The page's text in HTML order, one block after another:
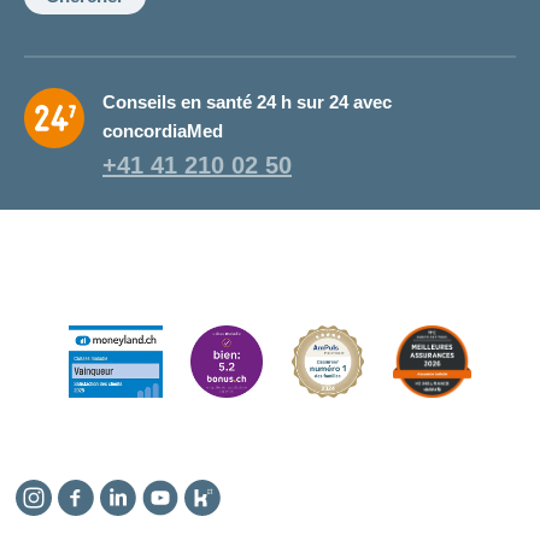
Conseils en santé 24 h sur 24 avec
concordiaMed
+41 41 210 02 50
Instagram
Facebook
LinkedinYouTube
Kununu